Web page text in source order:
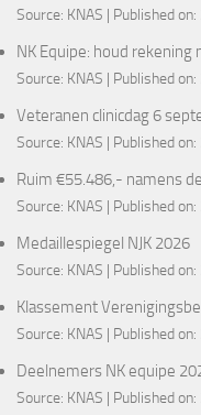
Source: KNAS Published
NK Equipe: houd
Source: KNAS Published
Veteranen clinicdag 6
Source: KNAS Published
Ruim €55.486,- namens
Source: KNAS Published
Medaillespiegel NJK 2026
Source: KNAS Published
Klassement
Source: KNAS Published
Deelnemers NK equipe
Source: KNAS Published